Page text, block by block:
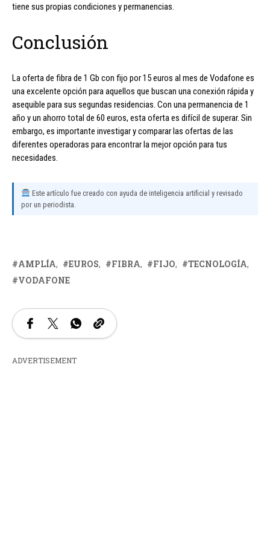
tiene sus propias condiciones y permanencias.
Conclusión
La oferta de fibra de 1 Gb con fijo por 15 euros al mes de Vodafone es
una excelente opción para aquellos que buscan una conexión rápida y
asequible para sus segundas residencias. Con una permanencia de 1
año y un ahorro total de 60 euros, esta oferta es difícil de superar. Sin
embargo, es importante investigar y comparar las ofertas de las
diferentes operadoras para encontrar la mejor opción para tus
necesidades.
Este artículo fue creado con ayuda de inteligencia artificial y revisado
por un periodista.
AMPLÍA EUROS FIBRA FIJO
TECNOLOGÍA
VODAFONE
ADVERTISEMENT